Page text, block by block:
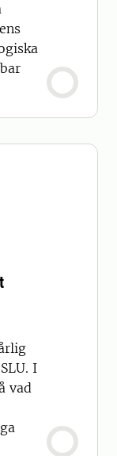
I
vad